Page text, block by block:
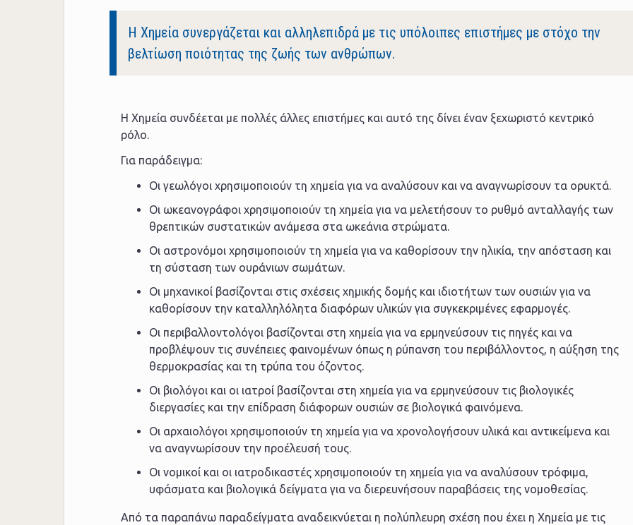
Η Χημεία συνεργάζεται και αλληλεπιδρά με τις υπόλοιπες επιστήμες με στόχο την
βελτίωση ποιότητας της ζωής των ανθρώπων.
H Χημεία συνδέεται με πολλές άλλες επιστήμες και αυτό της δίνει έναν ξεχωριστό κεντρικό
ρόλο.
Για παράδειγμα:
Οι γεωλόγοι χρησιμοποιούν τη χημεία για να αναλύσουν και να αναγνωρίσουν τα ορυκτά.
Οι ωκεανογράφοι χρησιμοποιούν τη χημεία για να μελετήσουν το ρυθμό ανταλλαγής των
θρεπτικών συστατικών ανάμεσα στα ωκεάνια στρώματα.
Οι αστρονόμοι χρησιμοποιούν τη χημεία για να καθορίσουν την ηλικία, την απόσταση και
τη σύσταση των ουράνιων σωμάτων.
Οι μηχανικοί βασίζονται στις σχέσεις χημικής δομής και ιδιοτήτων των ουσιών για να
καθορίσουν την καταλληλόλητα διαφόρων υλικών για συγκεκριμένες εφαρμογές.
Οι περιβαλλοντολόγοι βασίζονται στη χημεία για να ερμηνεύσουν τις πηγές και να
προβλέψουν τις συνέπειες φαινομένων όπως η ρύπανση του περιβάλλοντος, η αύξηση της
θερμοκρασίας και τη τρύπα του όζοντος.
Οι βιολόγοι και οι ιατροί βασίζονται στη χημεία για να ερμηνεύσουν τις βιολογικές
διεργασίες και την επίδραση διάφορων ουσιών σε βιολογικά φαινόμενα.
Οι αρχαιολόγοι χρησιμοποιούν τη χημεία για να χρονολογήσουν υλικά και αντικείμενα και
να αναγνωρίσουν την προέλευσή τους.
Οι νομικοί και οι ιατροδικαστές χρησιμοποιούν τη χημεία για να αναλύσουν τρόφιμα,
υφάσματα και βιολογικά δείγματα για να διερευνήσουν παραβάσεις της νομοθεσίας.
Από τα παραπάνω παραδείγματα αναδεικνύεται η πολύπλευρη σχέση που έχει η Χημεία με τις